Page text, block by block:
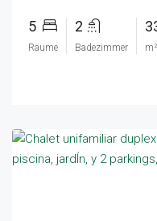
5
Räume
2
Badezimmer m²